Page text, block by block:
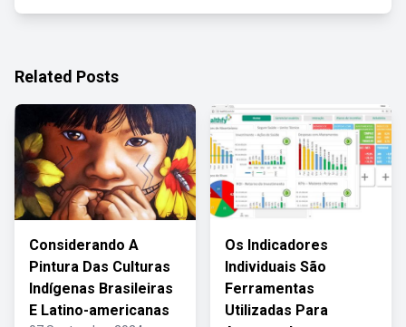
Related Posts
Considerando A
Pintura Das Culturas
Indígenas Brasileiras
E Latino-americanas
Os Indicadores
Individuais São
Ferramentas
Utilizadas Para